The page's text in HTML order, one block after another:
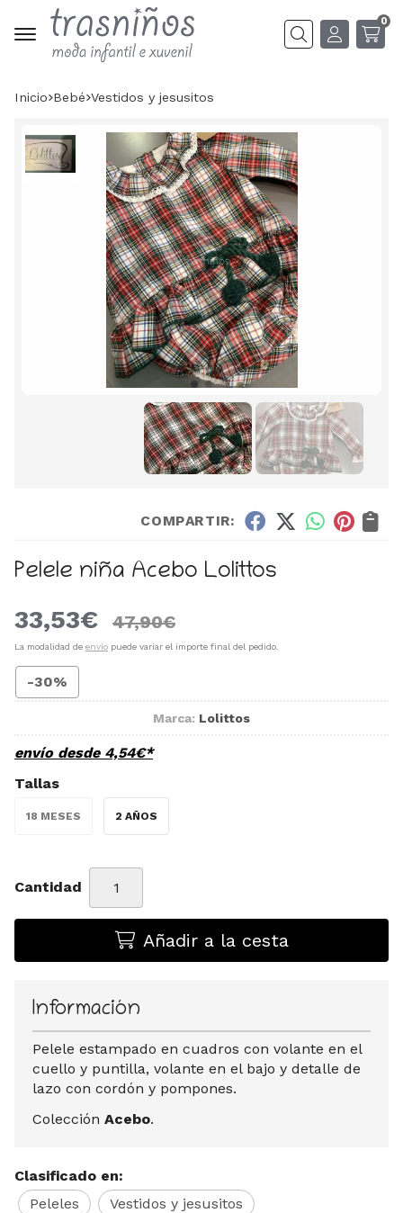
Buscar
0
Inicio bebé vestidos y jesusitos
COMPARTIR:
Pelele niña Acebo Lolittos
33,53€ 47,90€
La modalidad de envío puede variar el importe final del pedido.
-30%
Marca: Lolittos
envío desde 4,54€*
Tallas
18 MESES 2 AÑOS
Cantidad
Añadir a la cesta
Información
Pelele estampado en cuadros con volante en el
cuello y puntilla, volante en el bajo y detalle de
lazo con cordón y pompones.
Colección Acebo.
Clasificado en:
Peleles
Vestidos y jesusitos